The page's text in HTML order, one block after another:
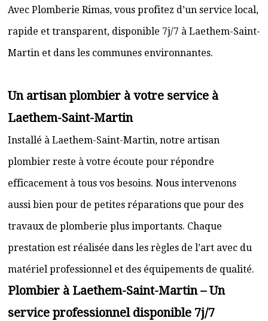
Avec Plomberie Rimas, vous profitez d’un service local,
rapide et transparent, disponible 7j/7 à Laethem-Saint-
Martin et dans les communes environnantes.
Un artisan plombier à votre service à
Laethem-Saint-Martin
Installé à Laethem-Saint-Martin, notre artisan
plombier reste à votre écoute pour répondre
efficacement à tous vos besoins. Nous intervenons
aussi bien pour de petites réparations que pour des
travaux de plomberie plus importants. Chaque
prestation est réalisée dans les règles de l’art avec du
matériel professionnel et des équipements de qualité.
Plombier à Laethem-Saint-Martin – Un
service professionnel disponible 7j/7